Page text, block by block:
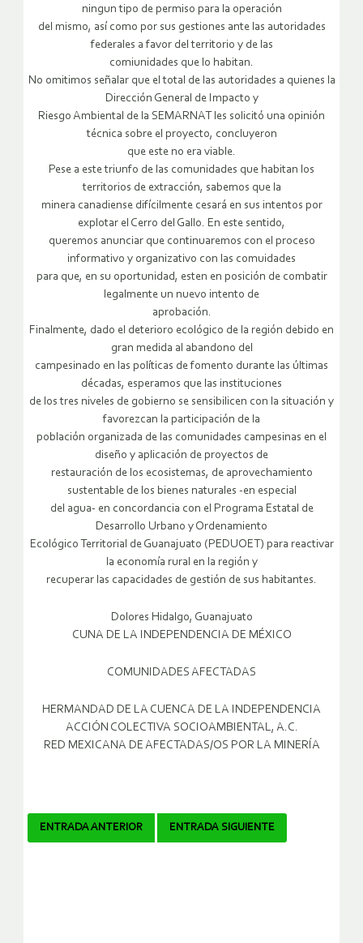
ningun tipo de permiso para la operación
del mismo, así como por sus gestiones ante las autoridades
federales a favor del territorio y de las
comiunidades que lo habitan.
No omitimos señalar que el total de las autoridades a quienes la
Dirección General de Impacto y
Riesgo Ambiental de la SEMARNAT les solicitó una opinión
técnica sobre el proyecto, concluyeron
que este no era viable.
Pese a este triunfo de las comunidades que habitan los
territorios de extracción, sabemos que la
minera canadiense difícilmente cesará en sus intentos por
explotar el Cerro del Gallo. En este sentido,
queremos anunciar que continuaremos con el proceso
informativo y organizativo con las comuidades
para que, en su oportunidad, esten en posición de combatir
legalmente un nuevo intento de
aprobación.
Finalmente, dado el deterioro ecológico de la región debido en
gran medida al abandono del
campesinado en las políticas de fomento durante las últimas
décadas, esperamos que las instituciones
de los tres niveles de gobierno se sensibilicen con la situación y
favorezcan la participación de la
población organizada de las comunidades campesinas en el
diseño y aplicación de proyectos de
restauración de los ecosistemas, de aprovechamiento
sustentable de los bienes naturales -en especial
del agua- en concordancia con el Programa Estatal de
Desarrollo Urbano y Ordenamiento
Ecológico Territorial de Guanajuato (PEDUOET) para reactivar
la economía rural en la región y
recuperar las capacidades de gestión de sus habitantes.
Dolores Hidalgo, Guanajuato
CUNA DE LA INDEPENDENCIA DE MÉXICO
COMUNIDADES AFECTADAS
HERMANDAD DE LA CUENCA DE LA INDEPENDENCIA
ACCIÓN COLECTIVA SOCIOAMBIENTAL, A.C.
RED MEXICANA DE AFECTADAS/OS POR LA MINERÍA
Navegador
ENTRADA ANTERIOR ENTRADA SIGUIENTE